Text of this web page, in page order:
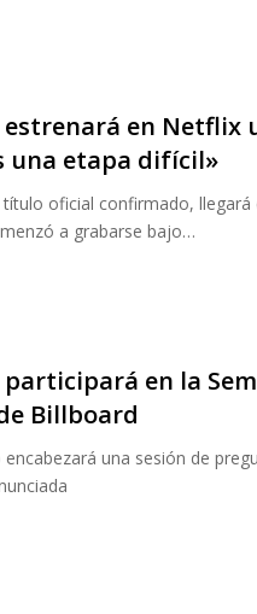
estrenará en Netflix
una etapa difícil»
oficial confirmado, llegará
a grabarse bajo…
en la
Billboard
una sesión de